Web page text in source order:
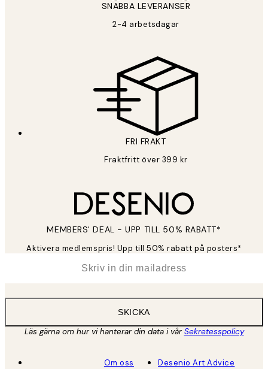
SNABBA LEVERANSER
2-4 arbetsdagar
FRI FRAKT
Fraktfritt över 399 kr
MEMBERS' DEAL - UPP TILL 50% RABATT*
Aktivera medlemspris! Upp till 50% rabatt på posters*
SKICKA
Läs gärna om hur vi hanterar din data i vårSekretesspolicy
Om oss
Desenio Art Advice